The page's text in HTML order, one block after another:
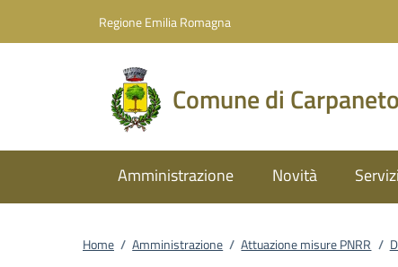
Regione Emilia Romagna
Comune di
Amministrazione Novità Servizi
Home / Amministrazione / Attuazione misure PNRR /